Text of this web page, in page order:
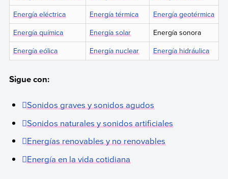
Energía eléctrica
Energía térmica
Energía geotérmica
Energía química
Energía solar
Energía sonora
Energía eólica
Energía nuclear Energía hidráulica
Sigue con:
Sonidos graves y sonidos agudos
Sonidos naturales y sonidos artificiales
Energías renovables y no renovables
Energía en la vida cotidiana